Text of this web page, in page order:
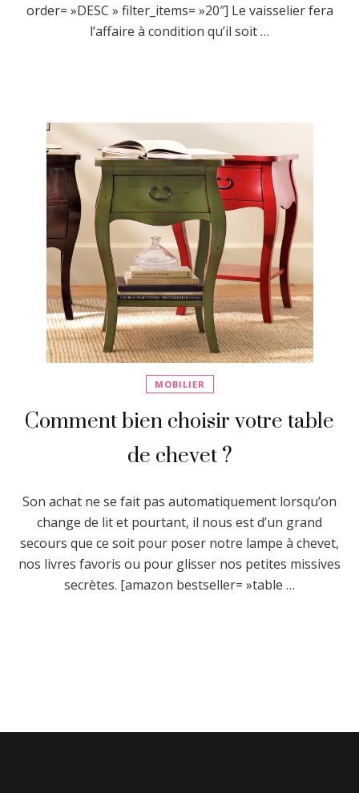
order= »DESC » filter_items= »20″] Le vaisselier fera
l’affaire à condition qu’il soit …
MOBILIER
Comment bien choisir votre table
de chevet ?
Son achat ne se fait pas automatiquement lorsqu’on
change de lit et pourtant, il nous est d’un grand
secours que ce soit pour poser notre lampe à chevet,
nos livres favoris ou pour glisser nos petites missives
secrètes. [amazon bestseller= »table …